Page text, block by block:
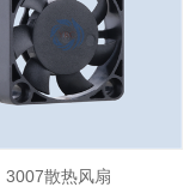
3007散热风扇